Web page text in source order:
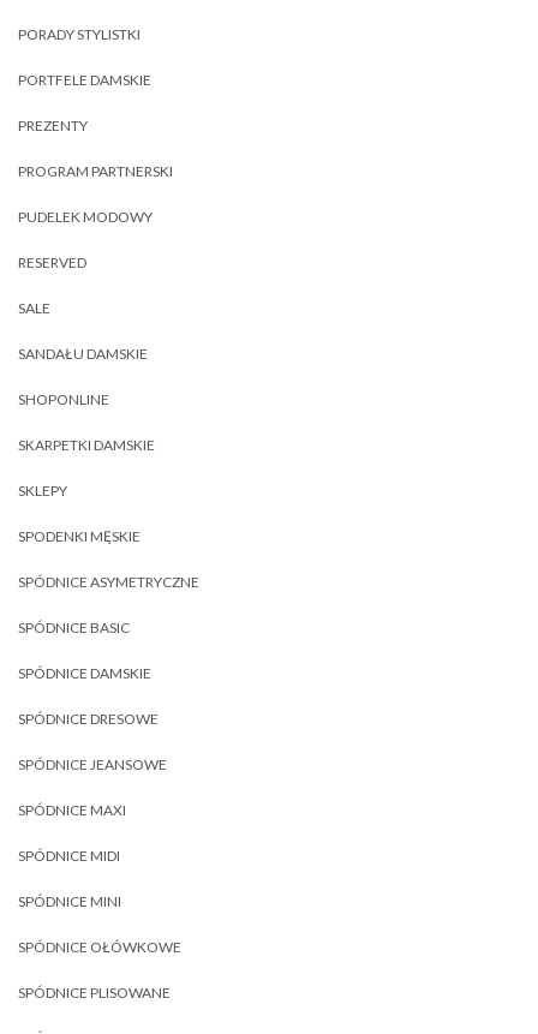
PORADY STYLISTKI
PORTFELE DAMSKIE
PREZENTY
PROGRAM PARTNERSKI
PUDELEK MODOWY
RESERVED
SALE
SANDAŁU DAMSKIE
SHOPONLINE
SKARPETKI DAMSKIE
SKLEPY
SPODENKI MĘSKIE
SPÓDNICE ASYMETRYCZNE
SPÓDNICE BASIC
SPÓDNICE DAMSKIE
SPÓDNICE DRESOWE
SPÓDNICE JEANSOWE
SPÓDNICE MAXI
SPÓDNICE MIDI
SPÓDNICE MINI
SPÓDNICE OŁÓWKOWE
SPÓDNICE PLISOWANE